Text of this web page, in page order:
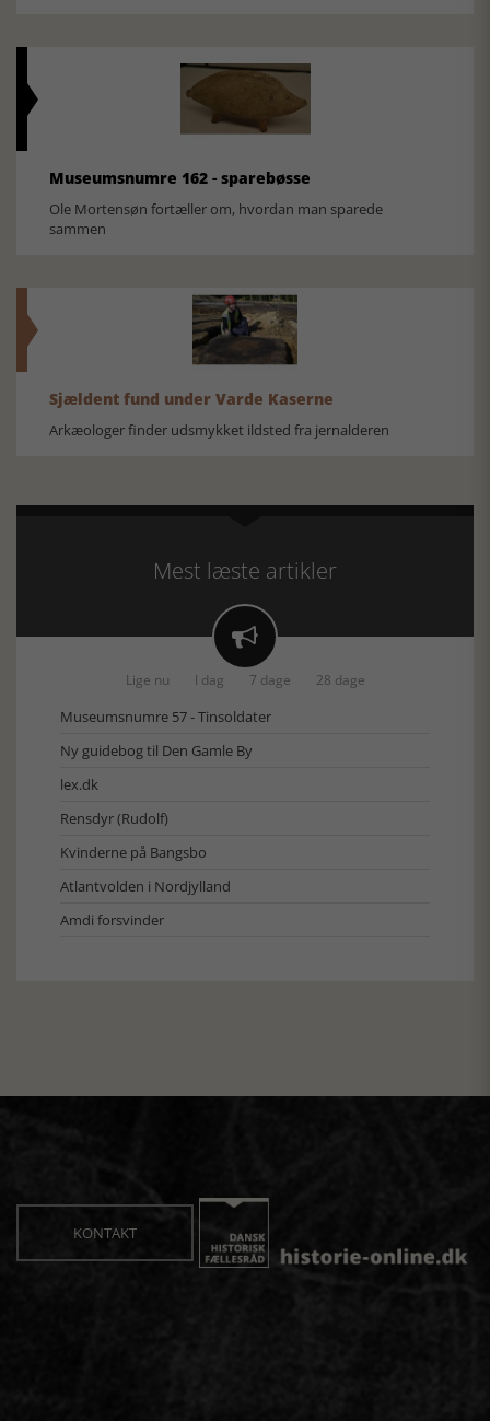
Museumsnumre 162 - sparebøsse
Ole Mortensøn fortæller om, hvordan man sparede
sammen
Sjældent fund under Varde Kaserne
Arkæologer finder udsmykket ildsted fra jernalderen
Mest læste artikler

Lige nu I dag 7 dage 28 dage
Museumsnumre 57 - Tinsoldater
Ny guidebog til Den Gamle By
lex.dk
Rensdyr (Rudolf)
Kvinderne på Bangsbo
Atlantvolden i Nordjylland
Amdi forsvinder
KONTAKT